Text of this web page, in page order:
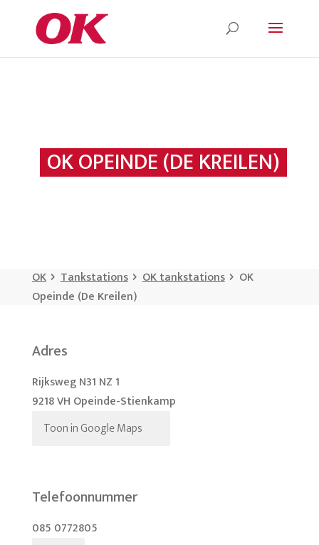
OK OPEINDE (DE KREILEN)
OK Tankstations OK tankstations
OK
Opeinde (De Kreilen)
Adres
Rijksweg N31 NZ 1
9218 VH Opeinde-Stienkamp
Toon in Google Maps
Telefoonnummer
085 0772805